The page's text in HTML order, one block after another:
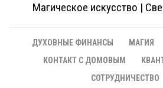
Магическое искусство |
ДУХОВНЫЕ ФИНАНСЫ МАГИЯ
КОНТАКТ С ДОМОВЫМ
СОТРУДНИЧЕСТВО